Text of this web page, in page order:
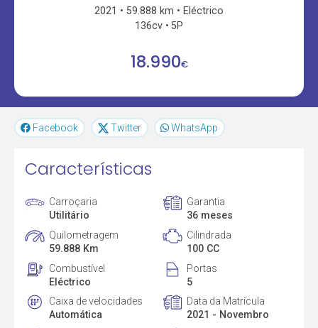
2021 59.888 km
Eléctrico
136cv
5P
18.990€
Facebook Twitter WhatsApp
Características
Carroçaria
Utilitário
Garantia
36 meses
Quilometragem
59.888 Km
Cilindrada
100 CC
Combustível
Eléctrico
Portas
5
Caixa de velocidades
Automática
Data da Matrícula
2021 - Novembro